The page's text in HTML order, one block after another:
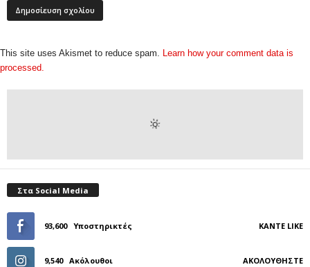
This site uses Akismet to reduce spam. Learn how your comment data is
processed.
Στα Social Media
93,600 Υποστηρικτές ΚΆΝΤΕ LIKE
9,540 Ακόλουθοι ΑΚΟΛΟΥΘΉΣΤΕ